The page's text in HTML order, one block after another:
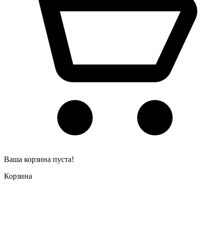
Ваша корзина пуста!
Корзина